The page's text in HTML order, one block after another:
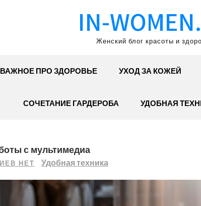
IN-
Женский блог красоты и
ВАЖНОЕ ПРО ЗДОРОВЬЕ УХОД ЗА КОЖЕЙ
СОЧЕТАНИЕ ГАРДЕРОБА УДОБНАЯ
с мультимедиа
НЕТ Удобная техника